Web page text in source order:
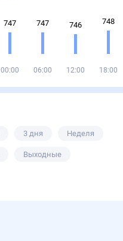
747
00:00
747
06:00
746
12:00
748
18:00
3 дня Неделя
Выходные